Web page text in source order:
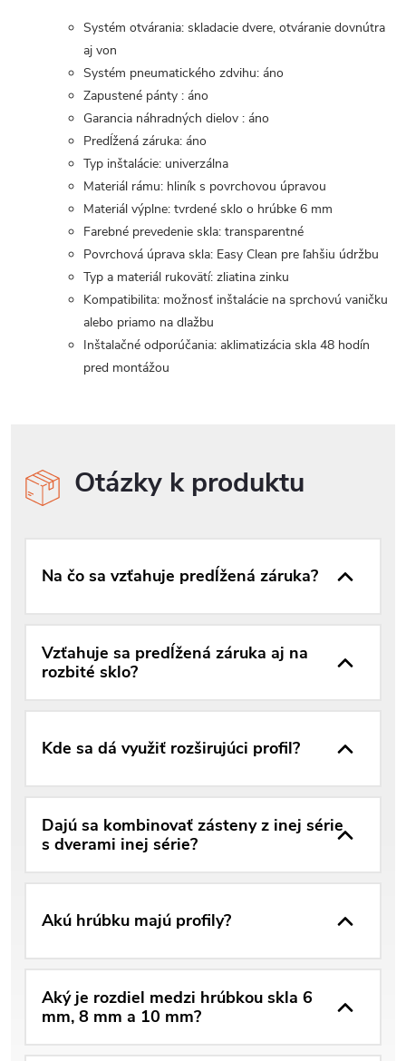
Systém otvárania: skladacie dvere, otváranie dovnútra
aj von
Systém pneumatického zdvihu: áno
Zapustené pánty : áno
Garancia náhradných dielov : áno
Predĺžená záruka: áno
Typ inštalácie: univerzálna
Materiál rámu: hliník s povrchovou úpravou
Materiál výplne: tvrdené sklo o hrúbke 6 mm
Farebné prevedenie skla: transparentné
Povrchová úprava skla: Easy Clean pre ľahšiu údržbu
Typ a materiál rukovätí: zliatina zinku
Kompatibilita: možnosť inštalácie na sprchovú vaničku
alebo priamo na dlažbu
Inštalačné odporúčania: aklimatizácia skla 48 hodín
pred montážou
Otázky k produktu
Na čo sa vzťahuje predĺžená záruka?
Vzťahuje sa predĺžená záruka aj na
rozbité sklo?
Kde sa dá využiť rozširujúci profil?
Dajú sa kombinovať zásteny z inej série
s dverami inej série?
Akú hrúbku majú profily?
Aký je rozdiel medzi hrúbkou skla 6
mm, 8 mm a 10 mm?